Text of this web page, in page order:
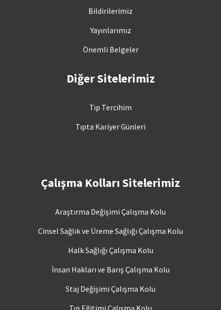
Bildirilerimiz
Yayınlarımız
Önemli Belgeler
Diğer Sitelerimiz
Tıp Tercihim
Tıpta Kariyer Günleri
Çalışma Kolları Sitelerimiz
Araştırma Değişimi Çalışma Kolu
Cinsel Sağlık ve Üreme Sağlığı Çalışma Kolu
Halk Sağlığı Çalışma Kolu
İnsan Hakları ve Barış Çalışma Kolu
Staj Değişimi Çalışma Kolu
Tıp Eğitimi Çalışma Kolu